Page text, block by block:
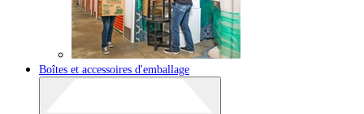
Boîtes et accessoires d'emballage